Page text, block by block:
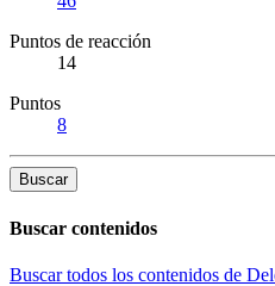
Puntos de reacción
14
Puntos
8
Buscar
Buscar contenidos
Buscar todos los contenidos de